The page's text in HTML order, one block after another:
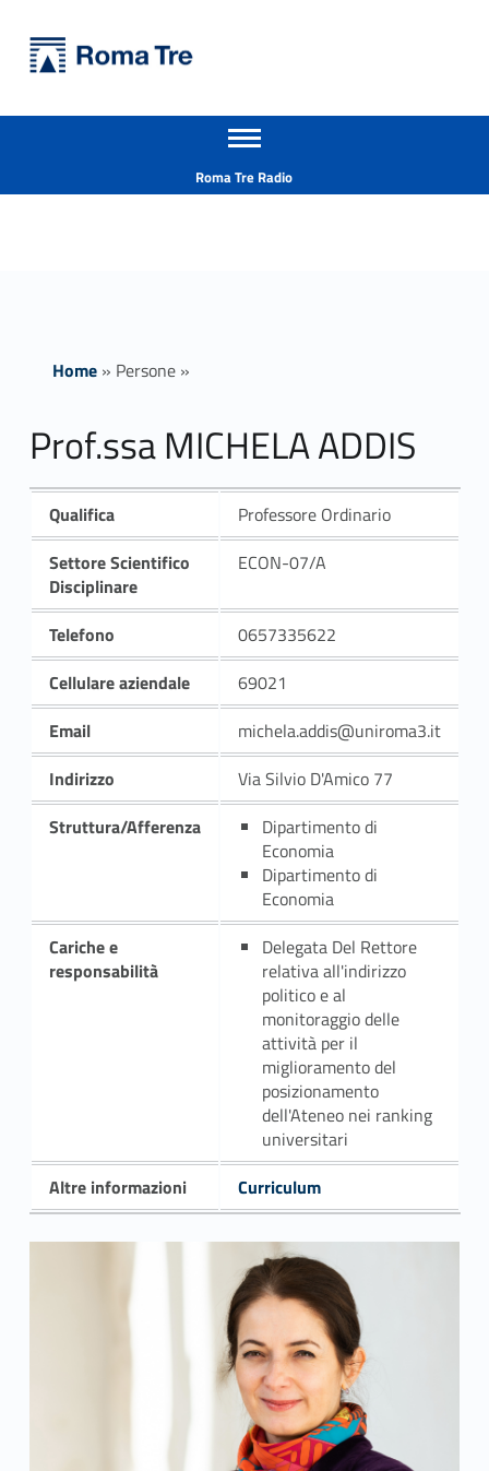
Prof.ssa MICHELA ADDIS - Università Roma Tre
Apri il menu secondario
Roma Tre Radio
Home» Persone»
Prof.ssa MICHELA ADDIS
Qualifica
Professore Ordinario
Settore Scientifico
Disciplinare
ECON-07/A
Telefono
0657335622
Cellulare aziendale
69021
Email
michela.addis@uniroma3.it
Indirizzo
Via Silvio D'Amico 77
Struttura/Afferenza
Dipartimento di
Economia
Dipartimento di
Economia
Cariche e
responsabilità
Delegata Del Rettore
relativa all'indirizzo
politico e al
monitoraggio delle
attività per il
miglioramento del
posizionamento
dell'Ateneo nei ranking
universitari
Altre informazioni
Curriculum